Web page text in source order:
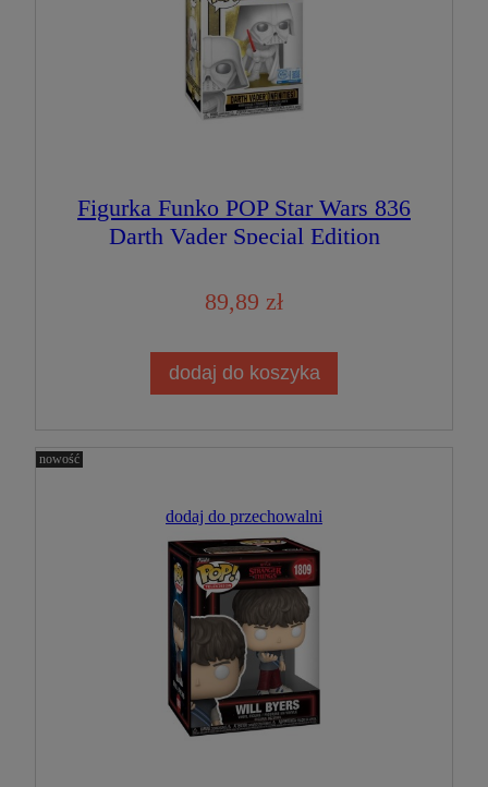
Figurka Funko POP Star Wars 836
Darth Vader Special Edition
89,89 zł
dodaj do koszyka
dodaj do przechowalni
nowość